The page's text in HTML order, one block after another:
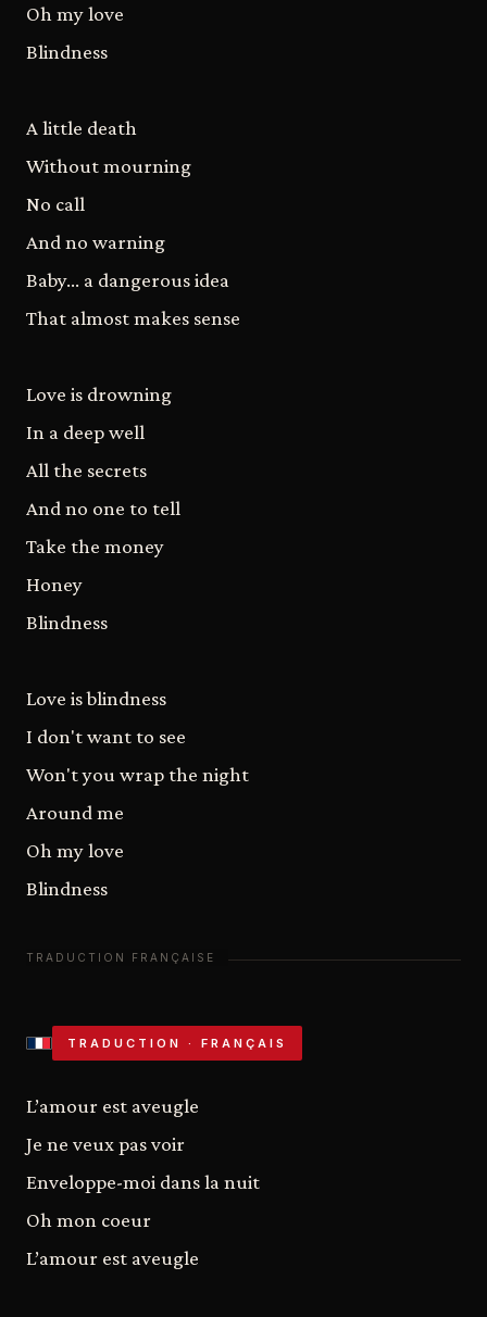
Oh my love
Blindness
A little death
Without mourning
No call
And no warning
Baby... a dangerous idea
That almost makes sense
Love is drowning
In a deep well
All the secrets
And no one to tell
Take the money
Honey
Blindness
Love is blindness
I don't want to see
Won't you wrap the night
Around me
Oh my love
Blindness
TRADUCTION · FRANÇAIS
L’amour est aveugle
Je ne veux pas voir
Enveloppe-moi dans la nuit
Oh mon coeur
L’amour est aveugle